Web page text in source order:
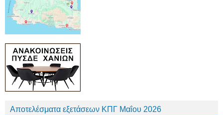
Αποτελέσματα εξετάσεων ΚΠΓ Μαΐου 2026